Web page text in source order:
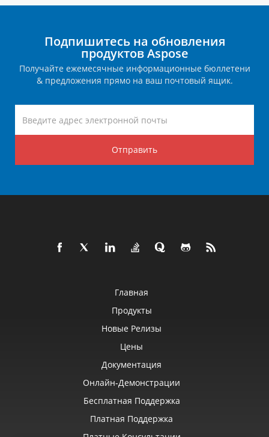
Подпишитесь на обновления
продуктов Aspose
Получайте ежемесячные информационные бюллетени
& предложения прямо на ваш почтовый ящик.
Отправить
Главная
Продукты
Новые Релизы
Цены
Документация
Онлайн‑демонстрации
Бесплатная Поддержка
Платная Поддержка